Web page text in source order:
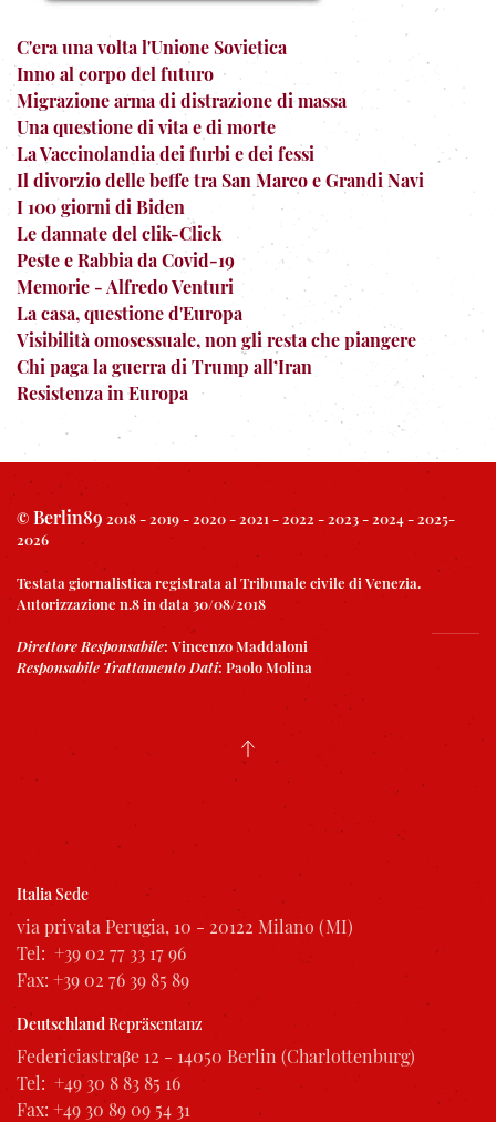
C'era una volta l'Unione Sovietica
Inno al corpo del futuro
Migrazione arma di distrazione di massa
Una questione di vita e di morte
La Vaccinolandia dei furbi e dei fessi
Il divorzio delle beffe tra San Marco e Grandi Navi
I 100 giorni di Biden
Le dannate del clik-Click
Peste e Rabbia da Covid-19
Memorie - Alfredo Venturi
La casa, questione d'Europa
Visibilità omosessuale, non gli resta che piangere
Chi paga la guerra di Trump all’Iran
Resistenza in Europa
© Berlin89 2018 - 2019 - 2020 - 2021 - 2022 - 2023 - 2024 - 2025-
2026
Testata giornalistica registrata al Tribunale civile di Venezia.
Autorizzazione n.8 in data 30/08/2018
Direttore Responsabile: Vincenzo Maddaloni
Responsabile Trattamento Dati: Paolo Molina
Italia Sede
via privata Perugia, 10 - 20122 Milano (MI)
Tel: +39 02 77 33 17 96
Fax: +39 02 76 39 85 89
Deutschland Repräsentanz
Federiciastraβe 12 - 14050 Berlin (Charlottenburg)
Tel: +49 30 8 83 85 16
Fax: +49 30 89 09 54 31